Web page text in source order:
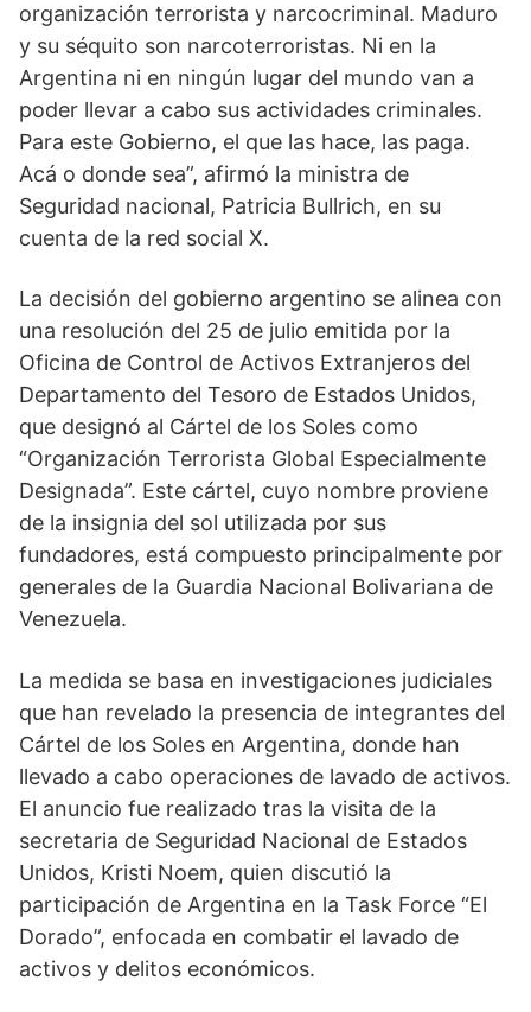
organización terrorista y narcocriminal. Maduro
y su séquito son narcoterroristas. Ni en la
Argentina ni en ningún lugar del mundo van a
poder llevar a cabo sus actividades criminales.
Para este Gobierno, el que las hace, las paga.
Acá o donde sea”, afirmó la ministra de
Seguridad nacional, Patricia Bullrich, en su
cuenta de la red social X.
La decisión del gobierno argentino se alinea con
una resolución del 25 de julio emitida por la
Oficina de Control de Activos Extranjeros del
Departamento del Tesoro de Estados Unidos,
que designó al Cártel de los Soles como
“Organización Terrorista Global Especialmente
Designada”. Este cártel, cuyo nombre proviene
de la insignia del sol utilizada por sus
fundadores, está compuesto principalmente por
generales de la Guardia Nacional Bolivariana de
Venezuela.
La medida se basa en investigaciones judiciales
que han revelado la presencia de integrantes del
Cártel de los Soles en Argentina, donde han
llevado a cabo operaciones de lavado de activos.
El anuncio fue realizado tras la visita de la
secretaria de Seguridad Nacional de Estados
Unidos, Kristi Noem, quien discutió la
participación de Argentina en la Task Force “El
Dorado”, enfocada en combatir el lavado de
activos y delitos económicos.